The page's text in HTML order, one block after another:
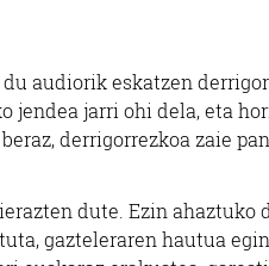
audiorik eskatzen
jendea jarri ohi dela, eta
derrigorrezkoa zaie
dute. Ezin
gazteleraren hautua